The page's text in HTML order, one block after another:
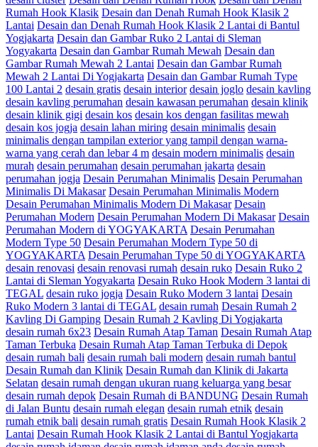
Rumah Hook Klasik Desain dan Denah Rumah Hook Klasik 2
Lantai Desain dan Denah Rumah Hook Klasik 2 Lantai di Bantul
Yogjakarta Desain dan Gambar Ruko 2 Lantai di Sleman
Yogyakarta Desain dan Gambar Rumah Mewah Desain dan
Gambar Rumah Mewah 2 Lantai Desain dan Gambar Rumah
Mewah 2 Lantai Di Yogjakarta Desain dan Gambar Rumah Type
100 Lantai 2 desain gratis desain interior desain joglo desain kavling
desain kavling perumahan desain kawasan perumahan desain klinik
desain klinik gigi desain kos desain kos dengan fasilitas mewah
desain kos jogja desain lahan miring desain minimalis desain
minimalis dengan tampilan exterior yang tampil dengan warna-
warna yang cerah dan lebar 4 m desain modern minimalis desain
murah desain perumahan desain perumahan jakarta desain
perumahan jogja Desain Perumahan Minimalis Desain Perumahan
Minimalis Di Makasar Desain Perumahan Minimalis Modern
Desain Perumahan Minimalis Modern Di Makasar Desain
Perumahan Modern Desain Perumahan Modern Di Makasar Desain
Perumahan Modern di YOGYAKARTA Desain Perumahan
Modern Type 50 Desain Perumahan Modern Type 50 di
YOGYAKARTA Desain Perumahan Type 50 di YOGYAKARTA
desain renovasi desain renovasi rumah desain ruko Desain Ruko 2
Lantai di Sleman Yogyakarta Desain Ruko Hook Modern 3 lantai di
TEGAL desain ruko jogja Desain Ruko Modern 3 lantai Desain
Ruko Modern 3 lantai di TEGAL desain rumah Desain Rumah 2
Kavling Di Gamping Desain Rumah 2 Kavling Di Yogjakarta
desain rumah 6x23 Desain Rumah Atap Taman Desain Rumah Atap
Taman Terbuka Desain Rumah Atap Taman Terbuka di Depok
desain rumah bali desain rumah bali modern desain rumah bantul
Desain Rumah dan Klinik Desain Rumah dan Klinik di Jakarta
Selatan desain rumah dengan ukuran ruang keluarga yang besar
desain rumah depok Desain Rumah di BANDUNG Desain Rumah
di Jalan Buntu desain rumah elegan desain rumah etnik desain
rumah etnik bali desain rumah gratis Desain Rumah Hook Klasik 2
Lantai Desain Rumah Hook Klasik 2 Lantai di Bantul Yogjakarta